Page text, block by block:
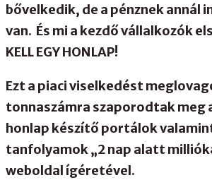
bővelkedik, de a pénznek annál
van. És mi a kezdő vállalkozók
KELL EGY HONLAP!
Ezt a piaci viselkedést
tonnaszámra szaporodtak meg
honlap készítő portálok
tanfolyamok „2 nap alatt
weboldal ígéretével.